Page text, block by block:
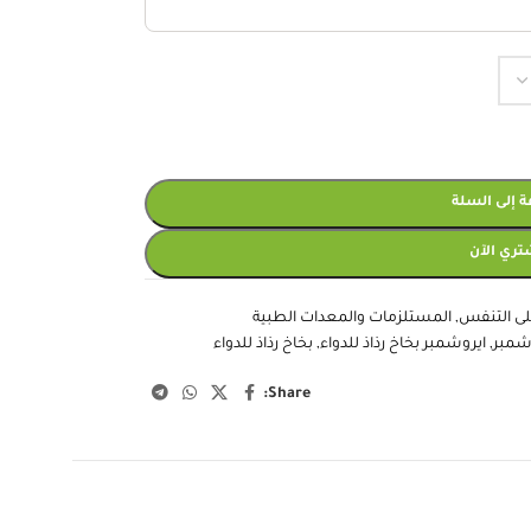
إلى السلة
الآن
التنفس, المستلزمات والمعدات الطبية
, ايروشمبر بخاخ رذاذ للدواء, بخاخ رذاذ للدواء
Share: